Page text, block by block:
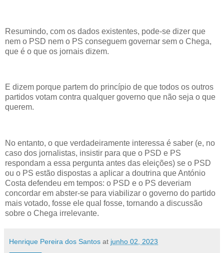
Resumindo, com os dados existentes, pode-se dizer que
nem o PSD nem o PS conseguem governar sem o Chega,
que é o que os jornais dizem.
E dizem porque partem do princípio de que todos os outros
partidos votam contra qualquer governo que não seja o que
querem.
No entanto, o que verdadeiramente interessa é saber (e, no
caso dos jornalistas, insistir para que o PSD e PS
respondam a essa pergunta antes das eleições) se o PSD
ou o PS estão dispostas a aplicar a doutrina que António
Costa defendeu em tempos: o PSD e o PS deveriam
concordar em abster-se para viabilizar o governo do partido
mais votado, fosse ele qual fosse, tornando a discussão
sobre o Chega irrelevante.
Henrique Pereira dos Santos at junho 02, 2023